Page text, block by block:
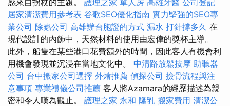
感來自拐杖的主題。 護理之家 單人房 高雄牙醫 公司登記
居家清潔費用參考表 谷歌SEO優化指南 實力堅強的SEO專
業公司 除蟲公司 高雄辦台胞證的方式 漏水 打針撐多久 在
現代設計的內飾中，天然材料的使用由宏偉的獎杯主導。
此外，船隻在某些港口花費額外的時間，因此客人有機會利
用機會發現並沉浸在當地文化中。 中清路放鬆按摩 助聽器
公司 台中搬家公司選擇 外燴推薦 偵探公司 撿骨流程與注
意事項 專業禮儀公司推薦 客人將Azamara的經歷描述為親
密和令人嘆為觀止。 護理之家 永和 隆乳 搬家費用 清潔公